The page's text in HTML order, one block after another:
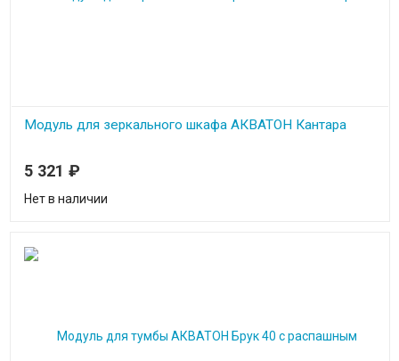
Модуль для зеркального шкафа АКВАТОН Кантара
5 321 ₽
Нет в наличии